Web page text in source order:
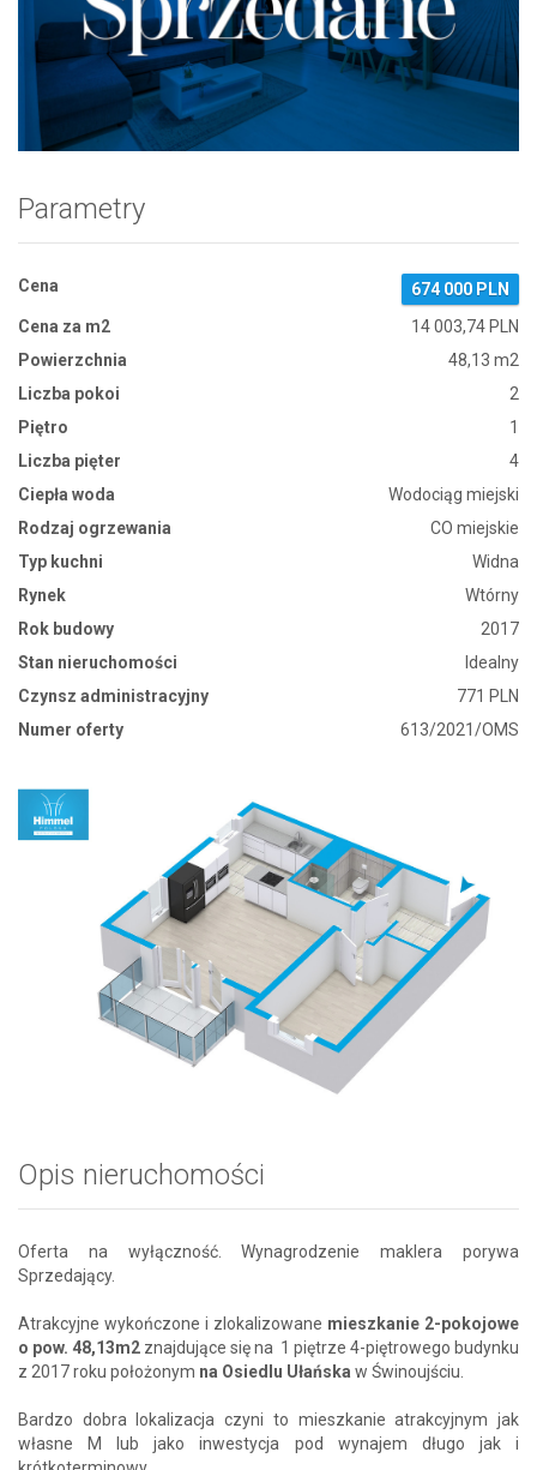
Zdjęcie 1
Parametry
Cena
674 000 PLN
Cena za m2
14 003,74 PLN
Powierzchnia
48,13 m2
Liczba pokoi
2
Piętro
1
Liczba pięter
4
Ciepła woda
Wodociąg miejski
Rodzaj ogrzewania
CO miejskie
Typ kuchni
Widna
Rynek
Wtórny
Rok budowy
2017
Stan nieruchomości
Idealny
Czynsz administracyjny
771 PLN
Numer oferty
613/2021/OMS
Opis nieruchomości
Oferta na wyłączność. Wynagrodzenie maklera porywa
Sprzedający.
Atrakcyjne wykończone i zlokalizowane mieszkanie 2-pokojowe
o pow. 48,13m2 znajdujące się na 1 piętrze 4-piętrowego budynku
z 2017 roku położonym na Osiedlu Ułańska w Świnoujściu.
Bardzo dobra lokalizacja czyni to mieszkanie atrakcyjnym jak
własne M lub jako inwestycja pod wynajem długo jak i